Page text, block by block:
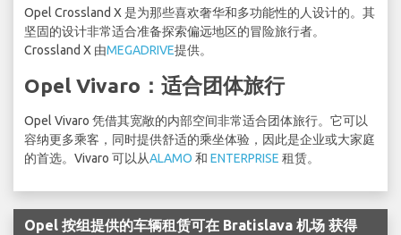
Opel Crossland X 是为那些喜欢奢华和多功能性的人设计的。其
坚固的设计非常适合准备探索偏远地区的冒险旅行者。
Crossland X 由MEGADRIVE提供。
Opel Vivaro：适合团体旅行
Opel Vivaro 凭借其宽敞的内部空间非常适合团体旅行。它可以
容纳更多乘客，同时提供舒适的乘坐体验，因此是企业或大家庭
的首选。Vivaro 可以从ALAMO 和 ENTERPRISE 租赁。
Opel 按组提供的车辆租赁可在 Bratislava 机场 获得